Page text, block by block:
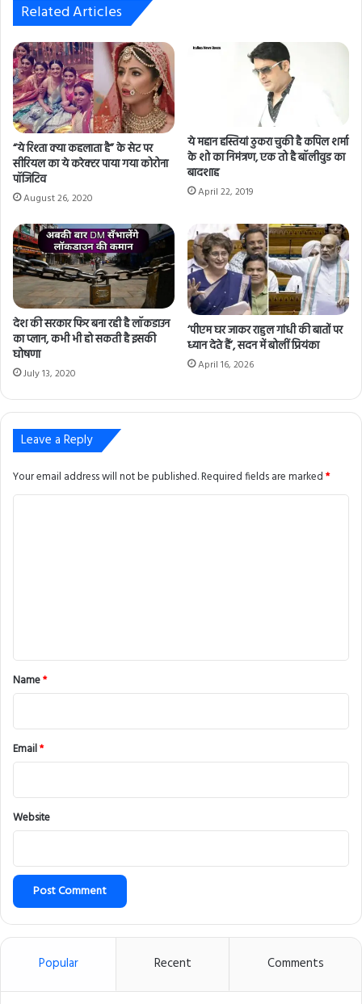
r
E
m
a
i
l
a
d
d
r
e
s
Related Articles
“ये रिश्ता क्या कहलाता है” के सेट पर
सीरियल का ये करेक्टर पाया गया कोरोना
पॉजिटिव
August 26, 2020
ये महान हस्तियां ठुकरा चुकी है कपिल शर्मा
के शो का निमंत्रण, एक तो है बॉलीवुड का
बादशाह
April 22, 2019
देश की सरकार फिर बना रही है लॉकडाउन
का प्लान, कभी भी हो सकती है इसकी
घोषणा
July 13, 2020
‘पीएम घर जाकर राहुल गांधी की बातों पर
ध्यान देते हैं’, सदन में बोलीं प्रियंका
April 16, 2026
Leave a Reply
Your email address will not be published.Required fields are marked*
*
Name*
Email*
Website
Popular Recent Comments